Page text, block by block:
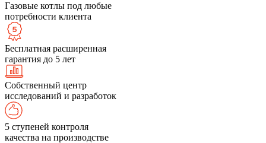
Газовые котлы под любые
потребности клиента
Бесплатная расширенная
гарантия до 5 лет
Собственный центр
исследований и разработок
5 ступеней контроля
качества на производстве